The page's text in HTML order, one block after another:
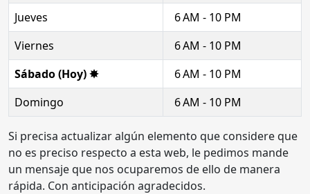
Jueves
6 AM - 10 PM
Viernes
6 AM - 10 PM
Sábado (Hoy) ✸
6 AM - 10 PM
Domingo
6 AM - 10 PM
Si precisa actualizar algún elemento que considere que
no es preciso respecto a esta web, le pedimos mande
un mensaje que nos ocuparemos de ello de manera
rápida. Con anticipación agradecidos.